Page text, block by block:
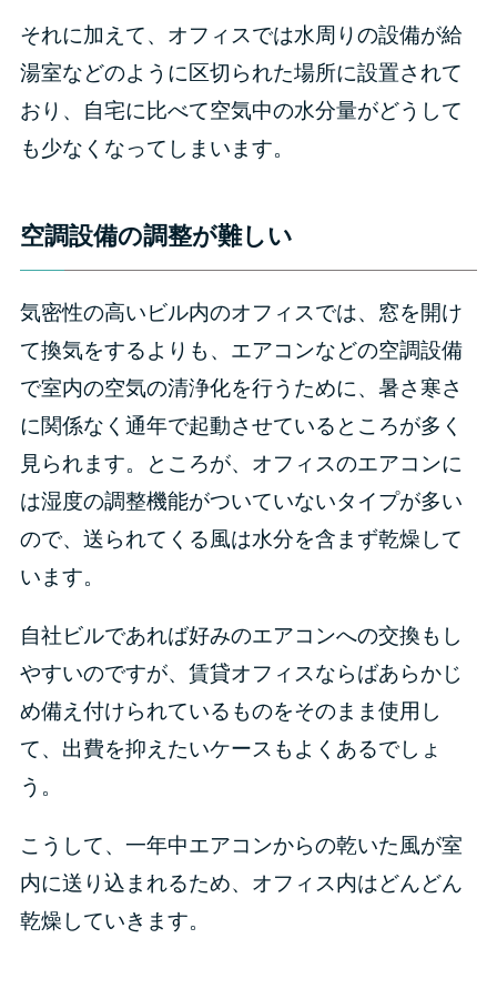
それに加えて、オフィスでは水周りの設備が給
湯室などのように区切られた場所に設置されて
おり、自宅に比べて空気中の水分量がどうして
も少なくなってしまいます。
空調設備の調整が難しい
気密性の高いビル内のオフィスでは、窓を開け
て換気をするよりも、エアコンなどの空調設備
で室内の空気の清浄化を行うために、暑さ寒さ
に関係なく通年で起動させているところが多く
見られます。ところが、オフィスのエアコンに
は湿度の調整機能がついていないタイプが多い
ので、送られてくる風は水分を含まず乾燥して
います。
自社ビルであれば好みのエアコンへの交換もし
やすいのですが、賃貸オフィスならばあらかじ
め備え付けられているものをそのまま使用し
て、出費を抑えたいケースもよくあるでしょ
う。
こうして、一年中エアコンからの乾いた風が室
内に送り込まれるため、オフィス内はどんどん
乾燥していきます。